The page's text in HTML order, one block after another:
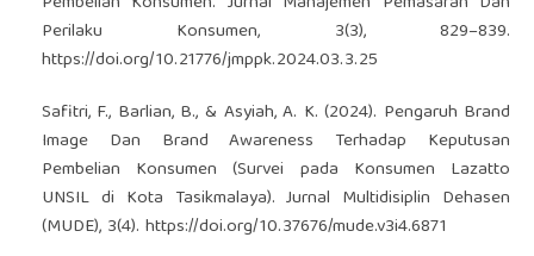
Perilaku Konsumen, 3(3), 829–839.
https://doi.org/10.21776/jmppk.2024.03.3.25
Safitri, F., Barlian, B., & Asyiah, A. K. (2024). Pengaruh Brand
Image Dan Brand Awareness Terhadap Keputusan
Pembelian Konsumen (Survei pada Konsumen Lazatto
UNSIL di Kota Tasikmalaya). Jurnal Multidisiplin Dehasen
(MUDE), 3(4). https://doi.org/10.37676/mude.v3i4.6871